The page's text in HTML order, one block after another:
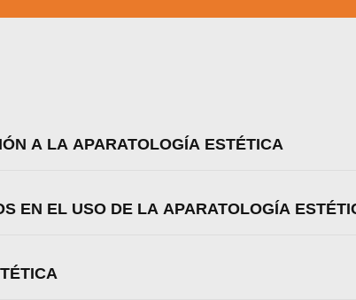
A LA APARATOLOGÍA ESTÉTICA
EN EL USO DE LA APARATOLOGÍA
más sobre qué cookies utilizamos o